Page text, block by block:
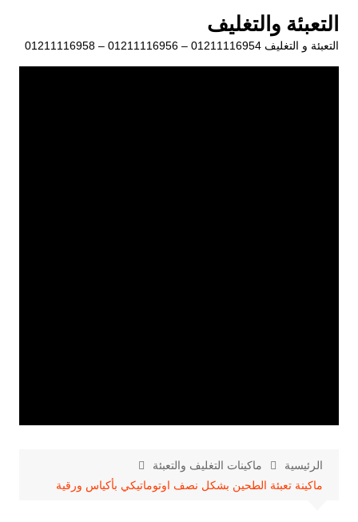
المحتوى
التعبئة والتغليف
التعبئة و التغليف 01211116954 – 01211116956 – 01211116958
الرئيسية
ماكينات التغليف والتعبئة
ماكينة تعبئة الطحين بشكل نصف اوتوماتيكي بأكياس ورقية